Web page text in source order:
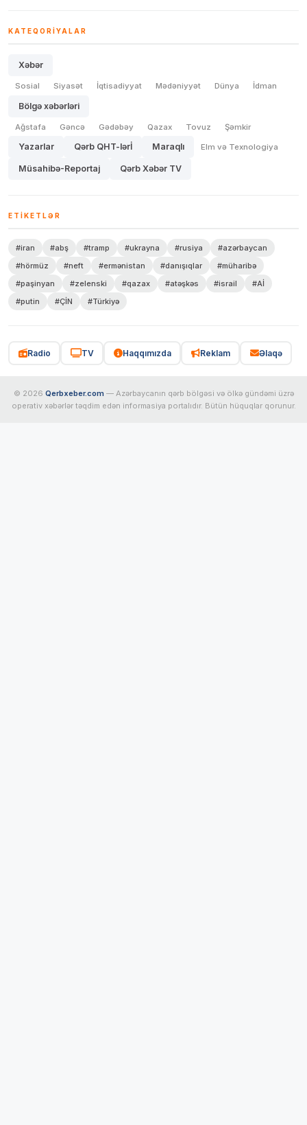
KATEQORIYALAR
Xəbər
Sosial Siyasət İqtisadiyyat Mədəniyyət Dünya İdman
Bölgə xəbərləri
Ağstafa Gəncə Gədəbəy Qazax Tovuz Şəmkir
Yazarlar Qərb QHT-lərİ Maraqlı Elm və Texnologiya
Müsahibə-Reportaj Qərb Xəbər TV
ETIKETLƏR
#iran #abş #tramp #ukrayna #rusiya
#azərbaycan
#hörmüz
#neft #ermənistan #danışıqlar
#müharibə
#paşinyan
#zelenski #qazax #atəşkəs #israil
#Aİ
#putin
#ÇİN #Türkiyə
Radio TV Haqqımızda Reklam Əlaqə
© 2026 Qerbxeber.com — Azərbaycanın qərb bölgəsi və ölkə gündəmi üzrə
operativ xəbərlər təqdim edən informasiya portalıdır. Bütün hüquqlar qorunur.